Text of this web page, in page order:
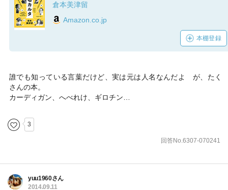
倉本美津留
Amazon.co.jp
本棚登録
誰でも知っている言葉だけど、実は元は人名なんだよ が、たく
さんの本。
カーディガン、へべれけ、ギロチン…
3
回答No.6307-070241
yuu1960さん
2014.09.11